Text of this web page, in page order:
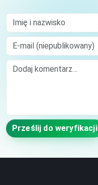
Imię i nazwisko
E-mail (niepublikowany)
Comment
Prześlij do weryfikacji